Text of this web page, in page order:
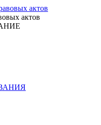
актов